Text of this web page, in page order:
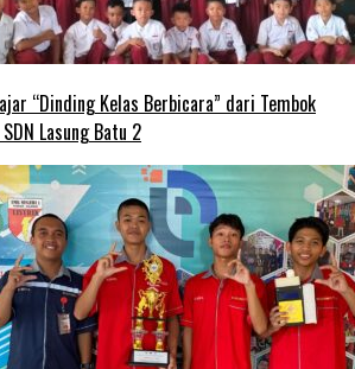
“Dinding Kelas Berbicara” dari Tembok
Lasung Batu 2